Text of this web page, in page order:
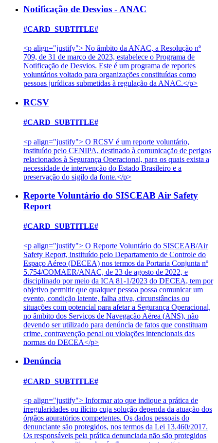
Notificação de Desvios - ANAC
#CARD_SUBTITLE#
<p align="justify"> No âmbito da ANAC, a Resolução nº
709, de 31 de março de 2023, estabelece o Programa de
Notificação de Desvios. Este é um programa de reportes
voluntários voltado para organizações constituídas como
pessoas jurídicas submetidas à regulação da ANAC.</p>
RCSV
#CARD_SUBTITLE#
<p align="justify"> O RCSV é um reporte voluntário,
instituído pelo CENIPA, destinado à comunicação de perigos
relacionados à Segurança Operacional, para os quais exista a
necessidade de intervenção do Estado Brasileiro e a
preservação do sigilo da fonte.</p>
Reporte Voluntário do SISCEAB Air Safety
Report
#CARD_SUBTITLE#
<p align="justify"> O Reporte Voluntário do SISCEAB/Air
Safety Report, instituído pelo Departamento de Controle do
Espaço Aéreo (DECEA) nos termos da Portaria Conjunta nº
5.754/COMAER/ANAC, de 23 de agosto de 2022, e
disciplinado por meio da ICA 81-1/2023 do DECEA, tem por
objetivo permitir que qualquer pessoa possa comunicar um
evento, condição latente, falha ativa, circunstâncias ou
situações com potencial para afetar a Segurança Operacional,
no âmbito dos Serviços de Navegação Aérea (ANS), não
devendo ser utilizado para denúncia de fatos que constituam
crime, contravenção penal ou violações intencionais das
normas do DECEA</p>
Denúncia
#CARD_SUBTITLE#
<p align="justify"> Informar ato que indique a prática de
irregularidades ou ilícito cuja solução dependa da atuação dos
órgãos apuratórios competentes. Os dados pessoais do
denunciante são protegidos, nos termos da Lei 13.460/2017.
Os responsáveis pela prática denunciada não são protegidos